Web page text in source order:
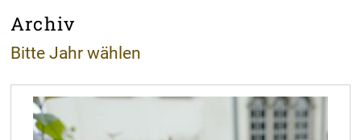
Archiv
Bitte Jahr wählen